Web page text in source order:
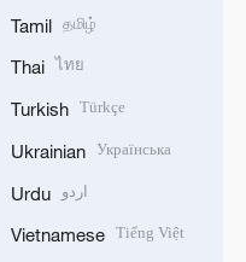
Tamil தமிழ்
Thai ไทย
Turkish Türkçe
Ukrainian Українська
Urdu اردو
Vietnamese Tiếng Việt